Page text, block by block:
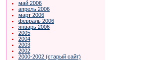
май 2006
апрель 2006
март 2006
февраль 2006
январь 2006
2005
2004
2003
2002
2000-2002 (старый сайт)